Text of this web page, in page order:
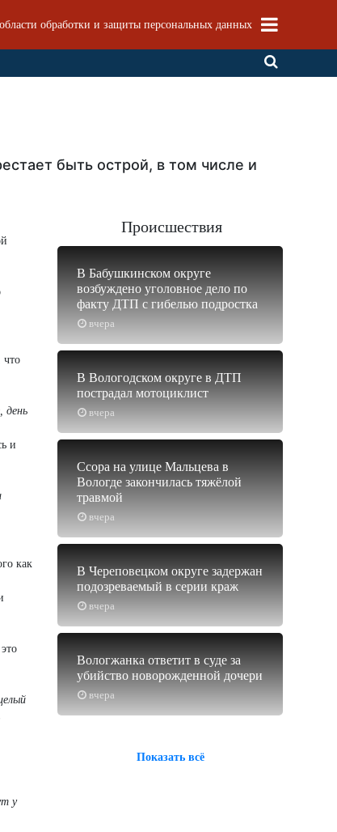
обработки и защиты персональных данных
быть острой, в том числе и
что
день
и
как
у
Происшествия
вчера
В Бабушкинском округе
возбуждено уголовное дело по
факту ДТП с гибелью подростка
вчера
В Вологодском округе в ДТП
пострадал мотоциклист
вчера
Ссора на улице Мальцева в
Вологде закончилась тяжёлой
травмой
вчера
В Череповецком округе задержан
подозреваемый в серии краж
вчера
Вологжанка ответит в суде за
убийство новорожденной дочери
Показать всё